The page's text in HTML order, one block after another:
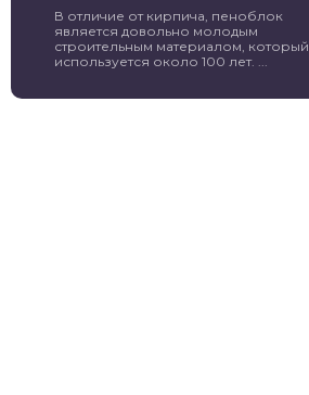
В отличие от кирпича, пеноблок
является довольно молодым
строительным материалом, который
используется около 100 лет. ...